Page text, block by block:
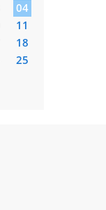
04
11
18
25